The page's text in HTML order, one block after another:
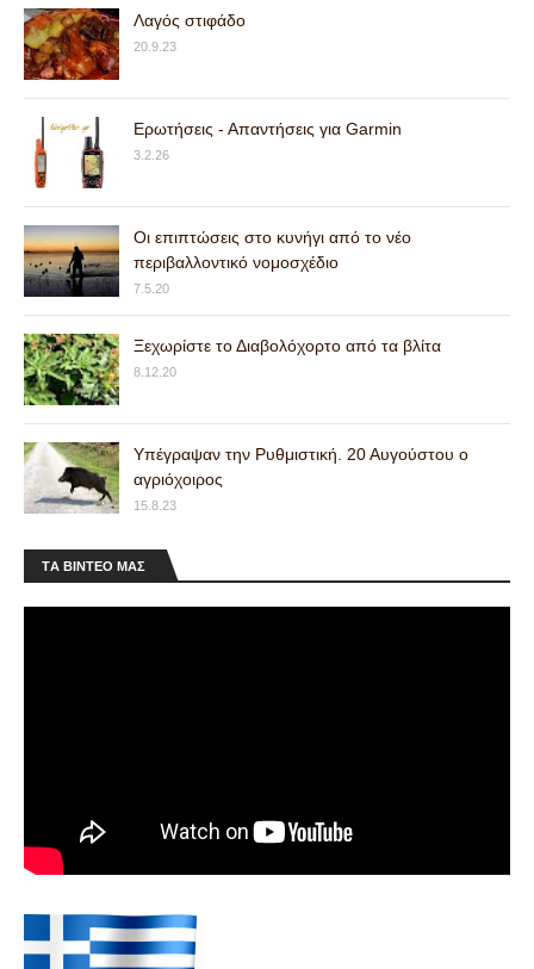
Λαγός στιφάδο
20.9.23
Ερωτήσεις - Απαντήσεις για Garmin
3.2.26
Οι επιπτώσεις στο κυνήγι από το νέο
περιβαλλοντικό νομοσχέδιο
7.5.20
Ξεχωρίστε το Διαβολόχορτο από τα βλίτα
8.12.20
Υπέγραψαν την Ρυθμιστική. 20 Αυγούστου ο
αγριόχοιρος
15.8.23
ΤA ΒΙΝΤΕΟ MAΣ